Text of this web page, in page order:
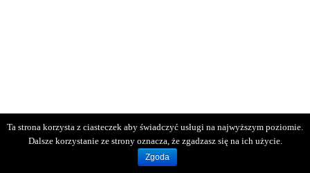
Ta strona korzysta z ciasteczek aby świadczyć usługi na najwyższym poziomie.
Dalsze korzystanie ze strony oznacza, że zgadzasz się na ich użycie.
Zgoda